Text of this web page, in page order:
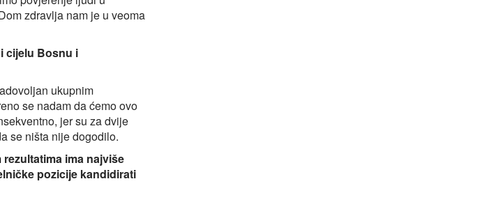
zdravlja nam je u veoma
cijelu Bosnu i
ukupnim
se nadam da ćemo ovo
jer su za dvije
se ništa nije dogodilo.
ima najviše
pozicije kandidirati